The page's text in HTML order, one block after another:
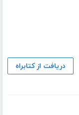
دریافت از کتابراه